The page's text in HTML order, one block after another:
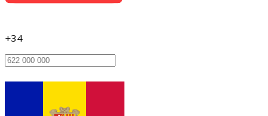
Efectivo
Compra criptomonedas con efectivo en tu tienda más
Comprar con efectivo
+34